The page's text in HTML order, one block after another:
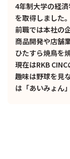
4年制大学の経
を取得しました。
前職では本社の
商品開発や店舗
ひたすら焼鳥を
現在はRKB CINC
趣味は野球を見
は「あいみょん